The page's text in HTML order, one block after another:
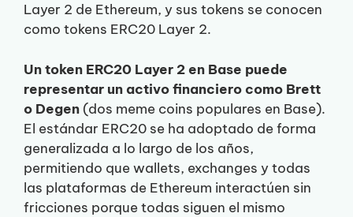
Layer 2 de Ethereum, y sus tokens se conocen
como tokens ERC20 Layer 2.
Un token ERC20 Layer 2 en Base puede
representar un activo financiero como Brett
o Degen (dos meme coins populares en Base).
El estándar ERC20 se ha adoptado de forma
generalizada a lo largo de los años,
permitiendo que wallets, exchanges y todas
las plataformas de Ethereum interactúen sin
fricciones porque todas siguen el mismo